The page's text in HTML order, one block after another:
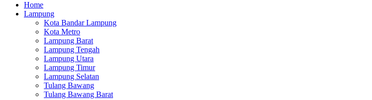
Home
Lampung
Kota Bandar Lampung
Kota Metro
Lampung Barat
Lampung Tengah
Lampung Utara
Lampung Timur
Lampung Selatan
Tulang Bawang
Tulang Bawang Barat